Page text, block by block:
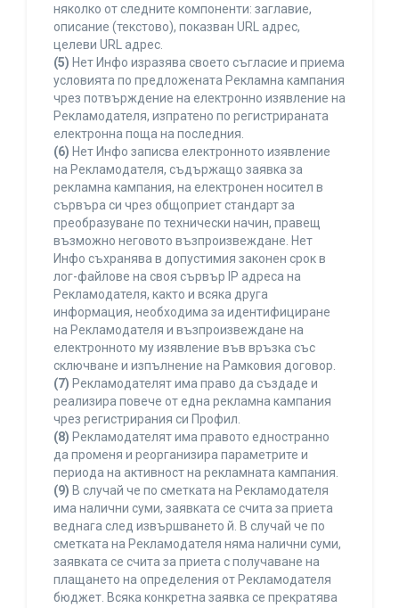
няколко от следните компоненти: заглавие,
описание (текстово), показван URL адрес,
целеви URL адрес.
(5) Нет Инфо изразява своето съгласие и приема
условията по предложената Рекламна кампания
чрез потвърждение на електронно изявление на
Рекламодателя, изпратено по регистрираната
електронна поща на последния.
(6) Нет Инфо записва електронното изявление
на Рекламодателя, съдържащо заявка за
рекламна кампания, на електронен носител в
сървъра си чрез общоприет стандарт за
преобразуване по технически начин, правещ
възможно неговото възпроизвеждане. Нет
Инфо съхранява в допустимия законен срок в
лог-файлове на своя сървър IP адреса на
Рекламодателя, както и всяка друга
информация, необходима за идентифициране
на Рекламодателя и възпроизвеждане на
електронното му изявление във връзка със
сключване и изпълнение на Рамковия договор.
(7) Рекламодателят има право да създаде и
реализира повече от една рекламна кампания
чрез регистрирания си Профил.
(8) Рекламодателят има правото едностранно
да променя и реорганизира параметрите и
периода на активност на рекламната кампания.
(9) В случай че по сметката на Рекламодателя
има налични суми, заявката се счита за приета
веднага след извършването й. В случай че по
сметката на Рекламодателя няма налични суми,
заявката се счита за приета с получаване на
плащането на определения от Рекламодателя
бюджет. Всяка конкретна заявка се прекратява